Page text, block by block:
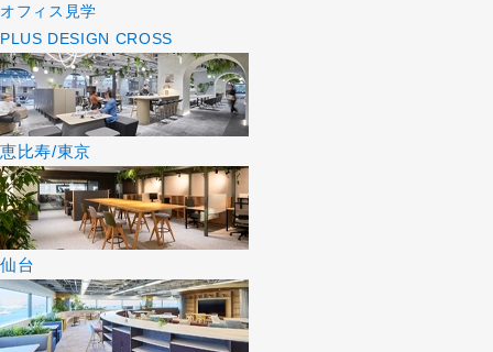
オフィス見学
PLUS DESIGN CROSS
恵比寿/東京
仙台